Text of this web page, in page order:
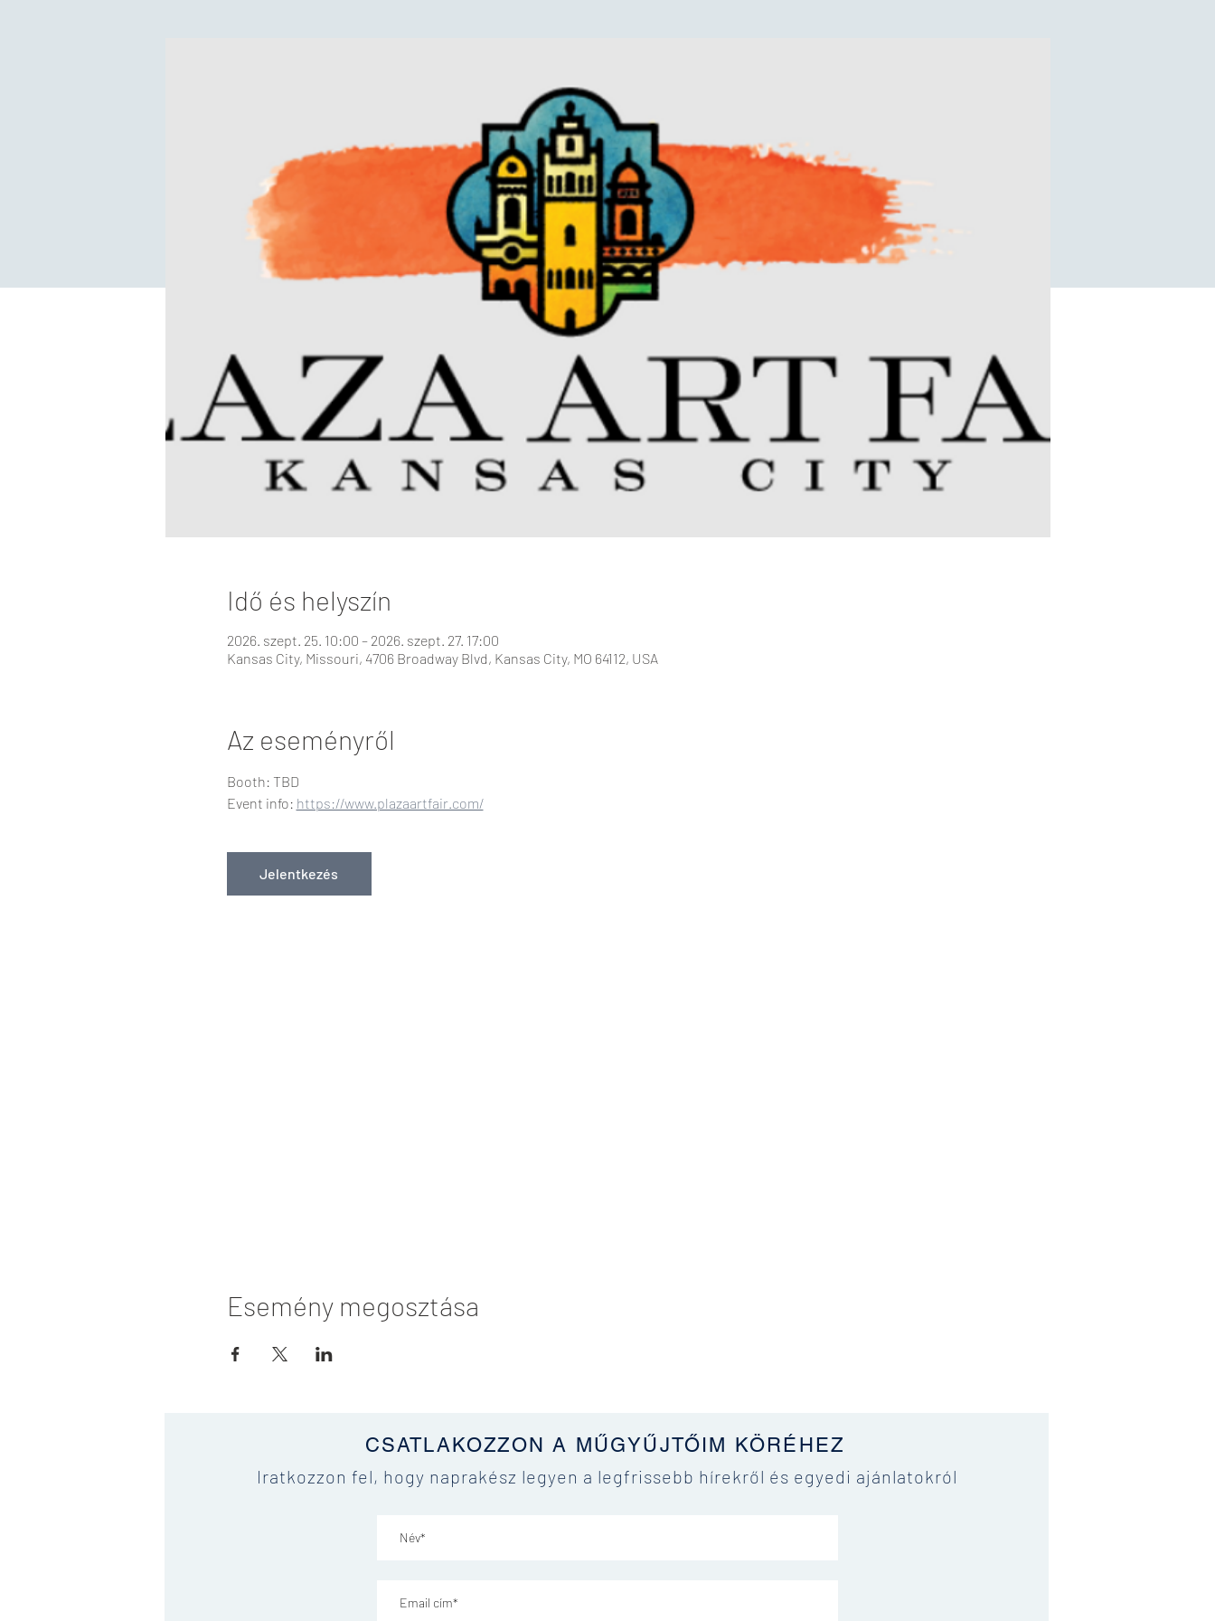
Idő és helyszín
2026. szept. 25. 10:00 – 2026. szept. 27. 17:00
Kansas City, Missouri, 4706 Broadway Blvd, Kansas City, MO 64112, USA
Az eseményről
Booth: TBD
Event info: https://www.plazaartfair.com/
Jelentkezés
Esemény megosztása
CSATLAKOZZON A MŰGYŰJTŐIM KÖRÉHEZ
Iratkozzon fel, hogy naprakész legyen a legfrissebb hírekről és egyedi ajánlatokról